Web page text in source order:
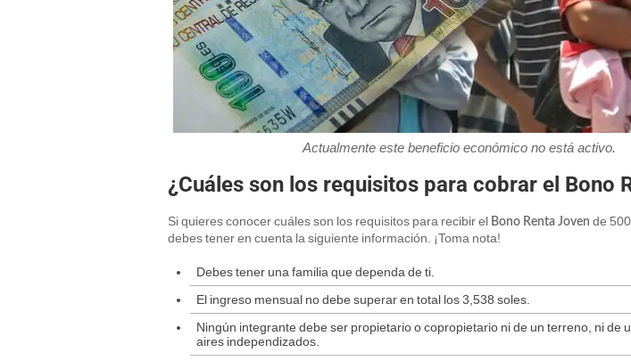
Actualmente este beneficio económico no está activo.
¿Cuáles son los requisitos para cobrar el Bono
Si quieres conocer cuáles son los requisitos para recibir el Bono Renta Joven de
debes tener en cuenta la siguiente información. ¡Toma nota!
Debes tener una familia que dependa de ti.
El ingreso mensual no debe superar en total los 3,538 soles.
Ningún integrante debe ser propietario o copropietario ni de un terreno, ni de
aires independizados.